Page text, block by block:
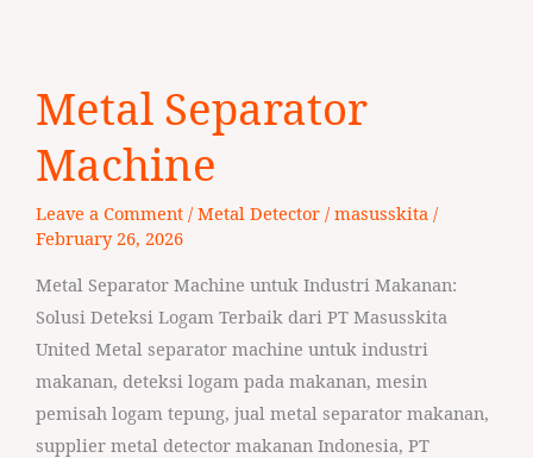
Metal Separator
Machine
Leave a Comment / Metal Detector/ masusskita /
February 26, 2026
Metal Separator Machine untuk Industri Makanan:
Solusi Deteksi Logam Terbaik dari PT Masusskita
United Metal separator machine untuk industri
makanan, deteksi logam pada makanan, mesin
pemisah logam tepung, jual metal separator makanan,
supplier metal detector makanan Indonesia, PT
Separator